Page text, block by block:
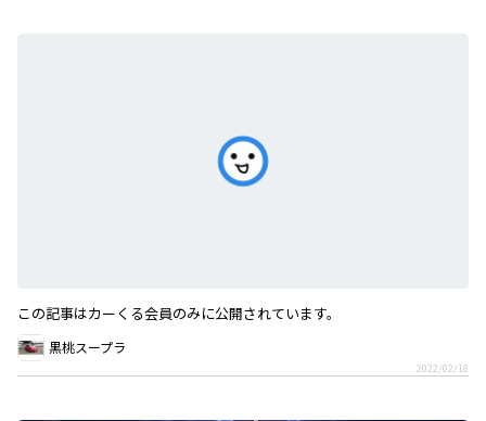
この記事はカーくる会員のみに公開されています。
黒桃スープラ
2022/02/18